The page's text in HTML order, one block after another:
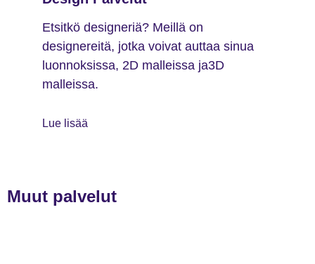
Etsitkö designeriä? Meillä on
designereitä, jotka voivat auttaa sinua
luonnoksissa, 2D malleissa ja3D
malleissa.
Lue lisää
Muut palvelut